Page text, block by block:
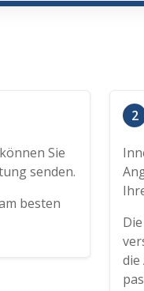
Sie
senden.
besten
2
die